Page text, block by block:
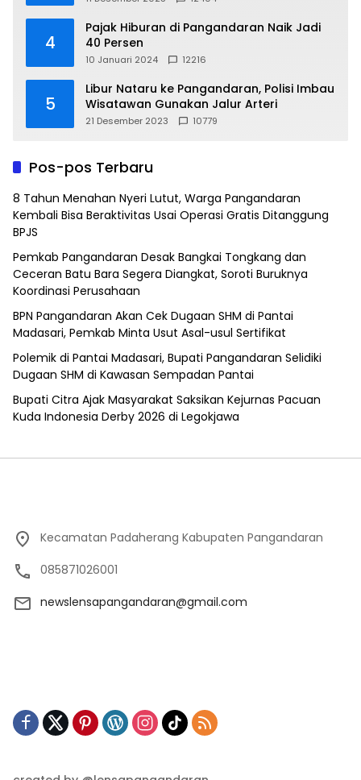
4
Pajak Hiburan di Pangandaran Naik Jadi
40 Persen
10 Januari 2024 12216
5
Libur Nataru ke Pangandaran, Polisi Imbau
Wisatawan Gunakan Jalur Arteri
21 Desember 2023 10779
Pos-pos Terbaru
8 Tahun Menahan Nyeri Lutut, Warga Pangandaran
Kembali Bisa Beraktivitas Usai Operasi Gratis Ditanggung
BPJS
Pemkab Pangandaran Desak Bangkai Tongkang dan
Ceceran Batu Bara Segera Diangkat, Soroti Buruknya
Koordinasi Perusahaan
BPN Pangandaran Akan Cek Dugaan SHM di Pantai
Madasari, Pemkab Minta Usut Asal-usul Sertifikat
Polemik di Pantai Madasari, Bupati Pangandaran Selidiki
Dugaan SHM di Kawasan Sempadan Pantai
Bupati Citra Ajak Masyarakat Saksikan Kejurnas Pacuan
Kuda Indonesia Derby 2026 di Legokjawa
Kecamatan Padaherang Kabupaten Pangandaran
085871026001
newslensapangandaran@gmail.com